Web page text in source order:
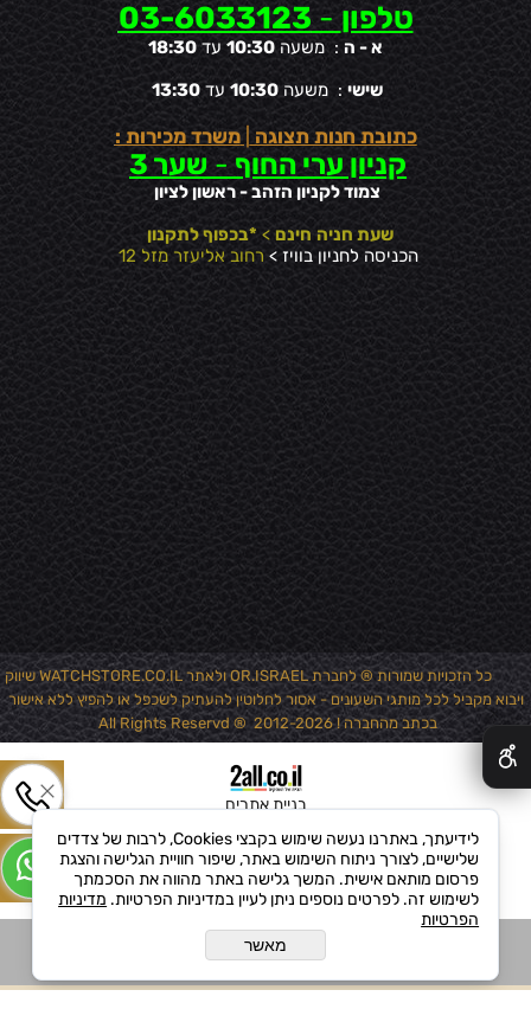
הוסף לקופה
טלפון -
03-6033123
א - ה : משעה10:30 עד18:30
שישי : משעה10:30 עד13:30
כתובת חנות תצוגה |משרד מכירות :
קניון ערי החוף -שער 3
צמוד לקניון הזהב - ראשון לציון
שעת חניה חינם> *בכפוף לתקנון
הכניסה לחניון בוויז >רחוב אליעזר מזל 12
כל הזכויות שמורות ® לחברת OR.ISRAEL ולאתר WATCHSTORE.CO.IL שיווק
ויבוא מקביל לכל מותגי השעונים - אסור לחלוטין להעתיק לשכפל או להפיץ ללא אישור
בכתב מהחברה ! 2012-2026 ® All Rights Reservd
בניית אתרים
✕
לידיעתך, באתרנו נעשה שימוש בקבצי Cookies, לרבות של צדדים
שלישיים, לצורך ניתוח השימוש באתר, שיפור חוויית הגלישה והצגת
פרסום מותאם אישית. המשך גלישה באתר מהווה את הסכמתך
לשימוש זה. לפרטים נוספים ניתן לעיין במדיניות הפרטיות. מדיניות
הפרטיות
מאשר